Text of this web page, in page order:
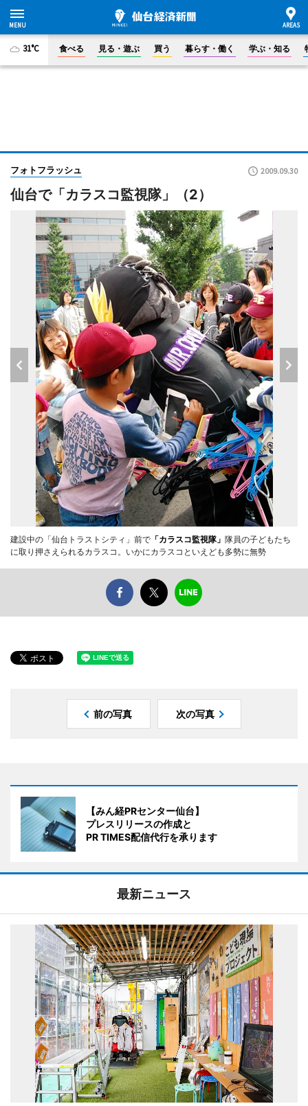
31°C 食べる 見る・遊ぶ 買う 暮らす・働く 学ぶ・知る
フォトフラッシュ 2009.09.30
仙台で「カラスコ監視隊」（2）
建設中の「仙台トラストシティ」前で 「カラスコ監視隊」 隊員の子どもたち
に取り押さえられるカラスコ。いかにカラスコといえども多勢に無勢
前の写真 次の写真
【みん経PRセンター仙台】
プレスリリースの作成と
PR TIMES配信代行を承ります
最新ニュース